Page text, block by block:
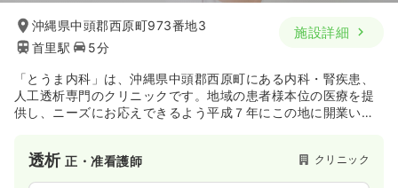
沖縄県中頭郡西原町973番地3
首里駅
5分
施設詳細
「とうま内科」は、沖縄県中頭郡西原町にある内科・腎疾患、
人工透析専門のクリニックです。地域の患者様本位の医療を提
供し、ニーズにお応えできるよう平成７年にこの地に開業いた
る空間を提供しております。シャント手術を行っているため、
入院施設もあります。
透析正・准看護師 クリニック